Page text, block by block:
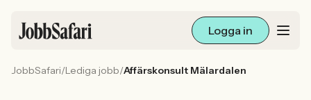
Logga in
JobbSafari/Lediga jobb/Affärskonsult Mälardalen